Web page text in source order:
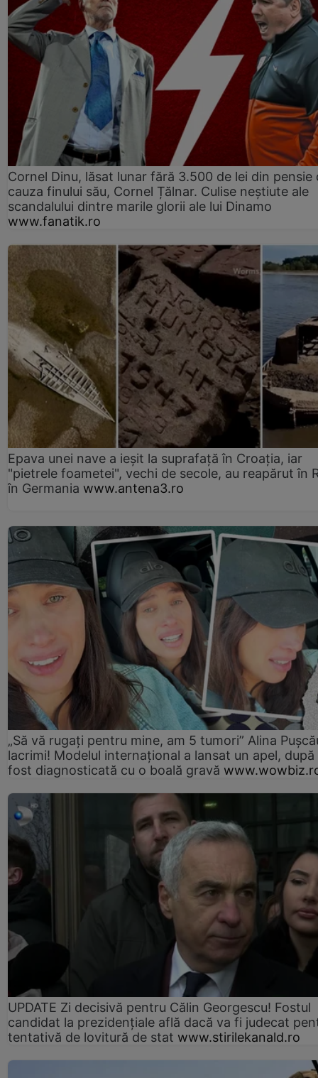
Cornel Dinu, lăsat lunar fără 3.500 de lei din pensie
cauza finului său, Cornel Țălnar. Culise neștiute ale
scandalului dintre marile glorii ale lui Dinamo
www.fanatik.ro
Epava unei nave a ieșit la suprafață în Croația, iar
"pietrele foametei", vechi de secole, au reapărut în
în Germania www.antena3.ro
„Să vă rugați pentru mine, am 5 tumori” Alina
lacrimi! Modelul internațional a lansat un apel, după
fost diagnosticată cu o boală gravă
UPDATE Zi decisivă pentru Călin Georgescu! Fostul
candidat la prezidențiale află dacă va fi judecat
tentativă de lovitură de stat www.stirilekanald.ro